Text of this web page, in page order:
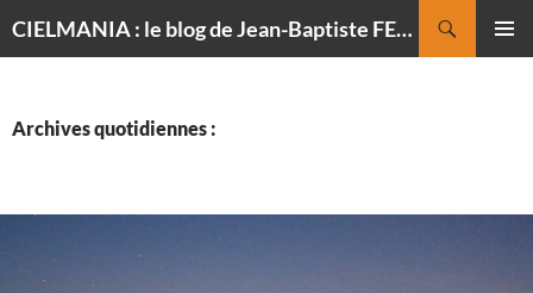
CIELMANIA : le blog de Jean-Baptiste FELDMANN, photographe du ciel
Archives quotidiennes :